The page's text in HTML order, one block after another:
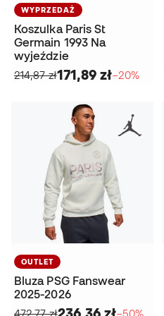
WYPRZEDAŻ
Koszulka Paris St
Germain 1993 Na
wyjeździe
214,87 zł171,89 zł−20%
OUTLET
Bluza PSG Fanswear
2025-2026